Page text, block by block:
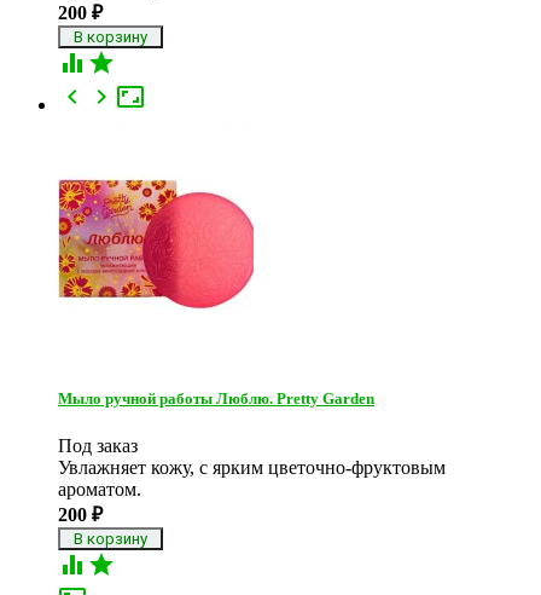
200 ₽
 

 
Мыло ручной работы Люблю. Pretty Garden
Под заказ
Увлажняет кожу, с ярким цветочно-фруктовым
ароматом.
200 ₽
 